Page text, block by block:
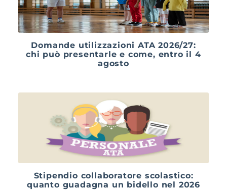
Domande utilizzazioni ATA 2026/27:
chi può presentarle e come, entro il 4
agosto
Stipendio collaboratore scolastico:
quanto guadagna un bidello nel 2026